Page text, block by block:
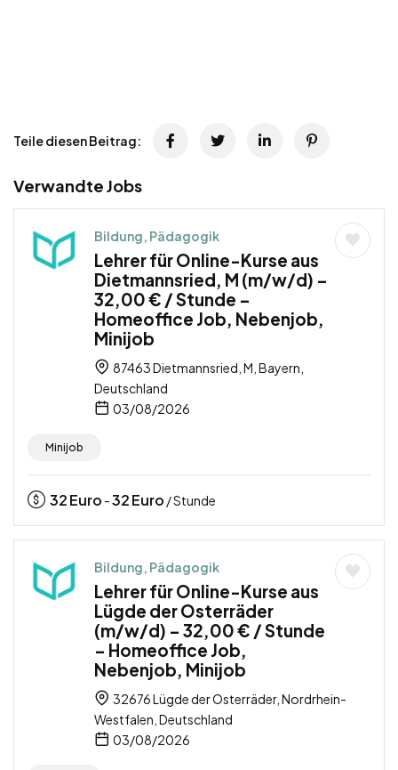
Teile diesen Beitrag:
Verwandte Jobs
Bildung, Pädagogik
Lehrer für Online-Kurse aus
Dietmannsried, M (m/w/d) –
32,00 € / Stunde –
Homeoffice Job, Nebenjob,
Minijob
87463 Dietmannsried, M, Bayern,
Deutschland
03/08/2026
Minijob
32Euro -32Euro / Stunde
Bildung, Pädagogik
Lehrer für Online-Kurse aus
Lügde der Osterräder
(m/w/d) – 32,00 € / Stunde
– Homeoffice Job,
Nebenjob, Minijob
32676 Lügde der Osterräder, Nordrhein-
Westfalen, Deutschland
03/08/2026